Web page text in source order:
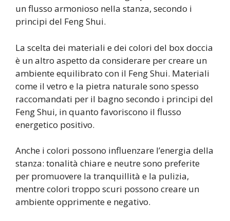
un flusso armonioso nella stanza, secondo i
principi del Feng Shui.
La scelta dei materiali e dei colori del box doccia
è un altro aspetto da considerare per creare un
ambiente equilibrato con il Feng Shui. Materiali
come il vetro e la pietra naturale sono spesso
raccomandati per il bagno secondo i principi del
Feng Shui, in quanto favoriscono il flusso
energetico positivo.
Anche i colori possono influenzare l’energia della
stanza: tonalità chiare e neutre sono preferite
per promuovere la tranquillità e la pulizia,
mentre colori troppo scuri possono creare un
ambiente opprimente e negativo.